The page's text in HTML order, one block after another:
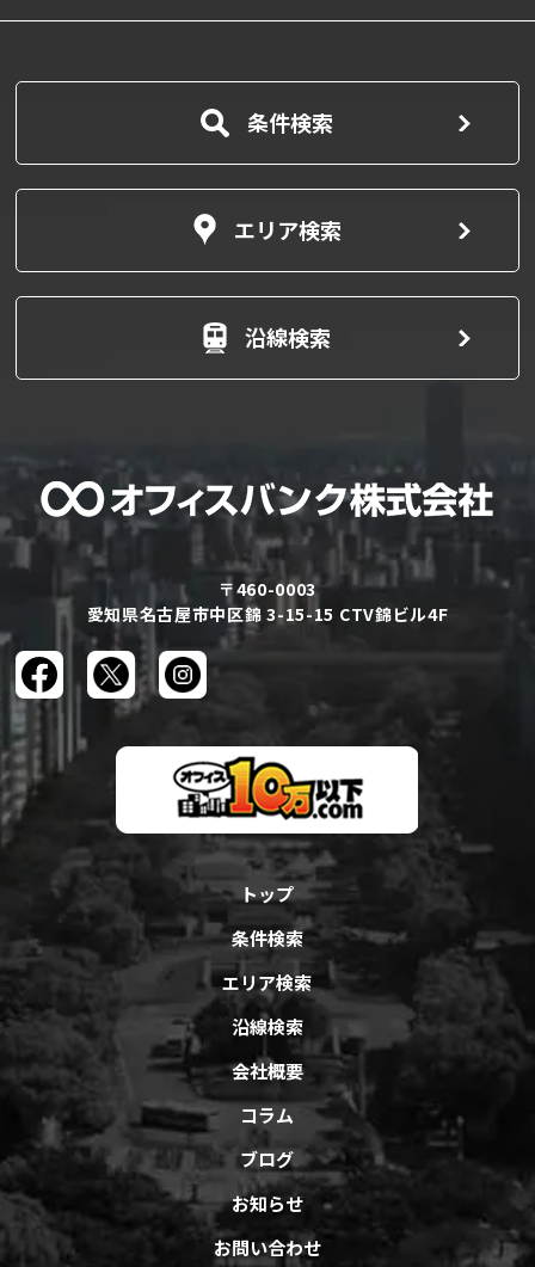
条件検索
エリア検索
沿線検索
〒460-0003
愛知県名古屋市中区錦 3-15-15 CTV錦ビル4F
トップ
条件検索
エリア検索
沿線検索
会社概要
コラム
ブログ
お知らせ
お問い合わせ